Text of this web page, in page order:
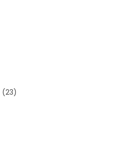
(23)